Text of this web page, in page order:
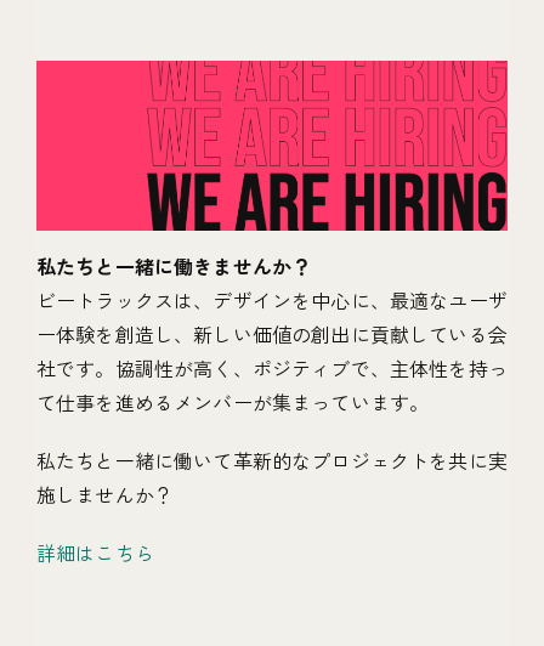
私たちと一緒に働きませんか？
ビートラックスは、デザインを中心に、最適なユーザ
ー体験を創造し、新しい価値の創出に貢献している会
社です。協調性が高く、ポジティブで、主体性を持っ
て仕事を進めるメンバーが集まっています。
私たちと一緒に働いて革新的なプロジェクトを共に実
施しませんか？
詳細はこちら